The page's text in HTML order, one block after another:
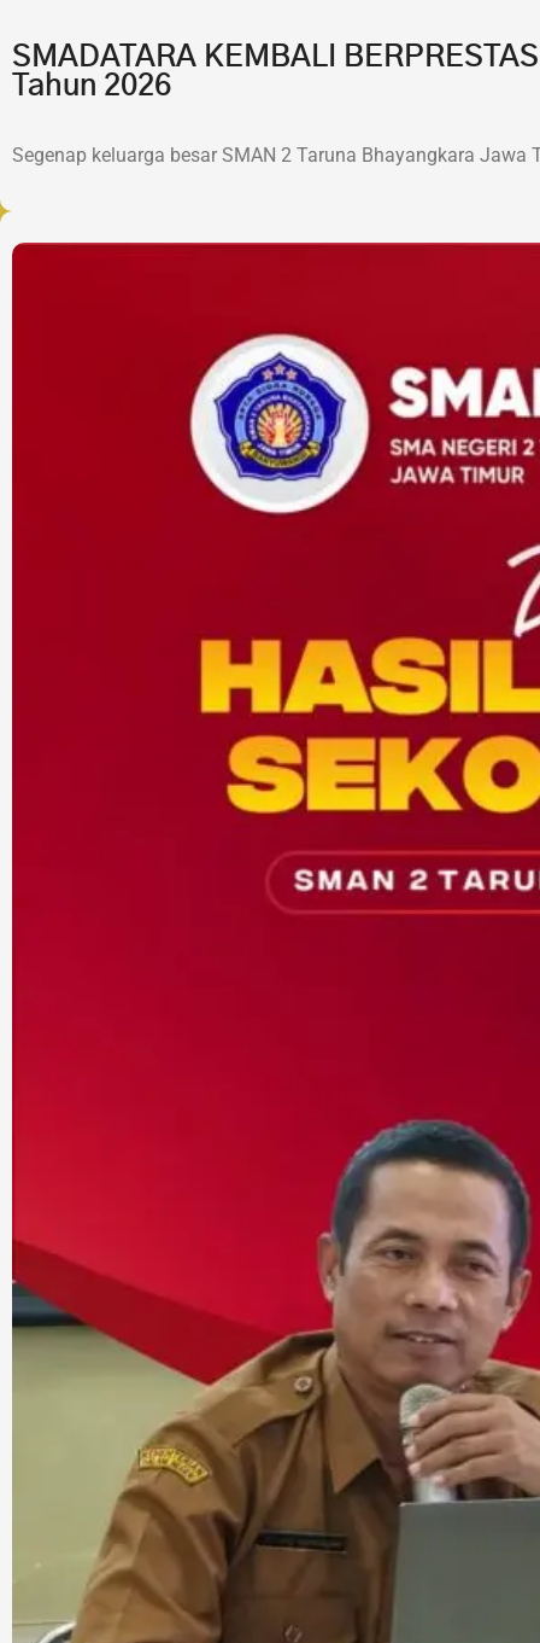
SMADATARA KEMBALI
Tahun 2026
Segenap keluarga besar SMAN 2 Taruna Bhayangkara Jawa